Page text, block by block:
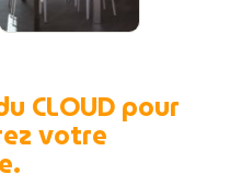
CLOUD pour
votre